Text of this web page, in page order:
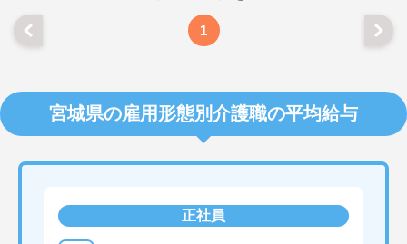
1
宮城県の雇用形態別介護職の平均給与
正社員